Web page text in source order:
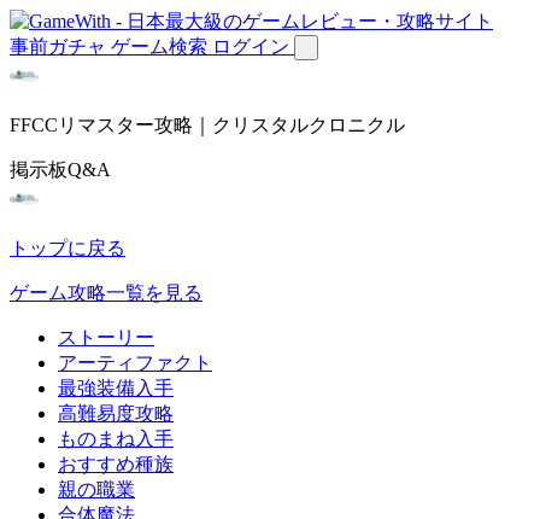
事前ガチャ ゲーム検索 ログイン
FFCCリマスター攻略｜クリスタルクロニクル
掲示板Q&A
トップに戻る
ゲーム攻略一覧を見る
ストーリー
アーティファクト
最強装備入手
高難易度攻略
ものまね入手
おすすめ種族
親の職業
合体魔法